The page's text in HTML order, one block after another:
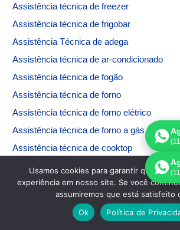
Assistência técnica de freezer
Assistência técnica de frigobar
Assistência Técnica de adega
Assistência técnica de ar-condicionado
Assistência técnica de fogão
Assistência técnica de forno
Assistência técnica de forno elétrico
Assistência técnica de forno a gás
Assistência técnica de cooktop
Assistência técnica de microondas
Assistência técnica de máquina de lavar
Assistência técnica de máquina de secar
Assistência técnica de máquina de lavar e
Usamos cookies para garantir que
experiência em nosso site. Se você
assumiremos que está satisfeito
Ok
Política de